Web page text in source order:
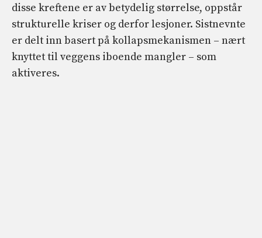
disse kreftene er av betydelig størrelse, oppstår
strukturelle kriser og derfor lesjoner. Sistnevnte
er delt inn basert på kollapsmekanismen – nært
knyttet til veggens iboende mangler – som
aktiveres.